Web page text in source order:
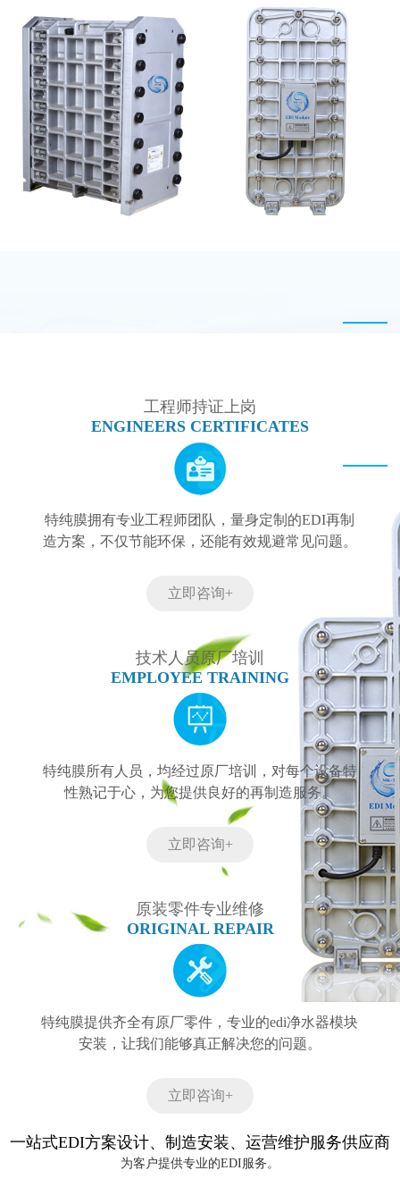
MK-TC100 EDI超纯水
处理设备
EDI设备维修
工程师持证上岗
ENGINEERS CERTIFICATES
特纯膜拥有专业工程师团队，量身定制的EDI再制
造方案，不仅节能环保，还能有效规避常见问题。
立即咨询+
技术人员原厂培训
EMPLOYEE TRAINING
特纯膜所有人员，均经过原厂培训，对每个设备特
性熟记于心，为您提供良好的再制造服务。
立即咨询+
原装零件专业维修
ORIGINAL REPAIR
特纯膜提供齐全有原厂零件，专业的edi净水器模块
安装，让我们能够真正解决您的问题。
立即咨询+
一站式EDI方案设计、制造安装、运营维护服务供应商
为客户提供专业的EDI服务。